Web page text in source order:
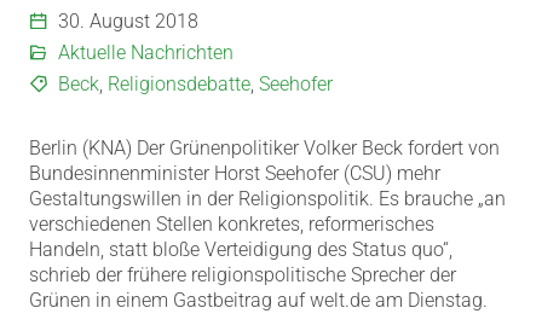
30. August 2018
Aktuelle Nachrichten
Beck, Religionsdebatte, Seehofer
Berlin (KNA) Der Grünenpolitiker Volker Beck fordert von
Bundesinnenminister Horst Seehofer (CSU) mehr
Gestaltungswillen in der Religionspolitik. Es brauche „an
verschiedenen Stellen konkretes, reformerisches
Handeln, statt bloße Verteidigung des Status quo“,
schrieb der frühere religionspolitische Sprecher der
Grünen in einem Gastbeitrag auf welt.de am Dienstag.